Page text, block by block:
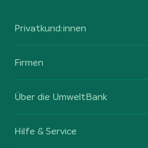
Privatkund:innen
Firmen
Über die UmweltBank
Hilfe & Service